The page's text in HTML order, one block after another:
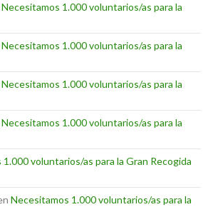
Necesitamos 1.000 voluntarios/as para la
Necesitamos 1.000 voluntarios/as para la
Necesitamos 1.000 voluntarios/as para la
Necesitamos 1.000 voluntarios/as para la
voluntarios/as para la Gran Recogida
Necesitamos 1.000 voluntarios/as para la